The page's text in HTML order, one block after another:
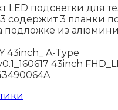
LED подсветки для
содержит 3 планки по
подложке из
43inch_ A-Type
43inch